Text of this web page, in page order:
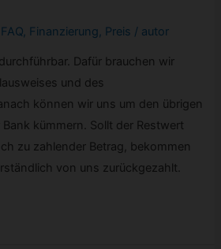
FAQ, Finanzierung, Preis / autor
Dafür brauchen wir
und des
können wir uns um den übrigen
kümmern. Sollt der Restwert
zu zahlender Betrag, bekommen
von uns zurückgezahlt.